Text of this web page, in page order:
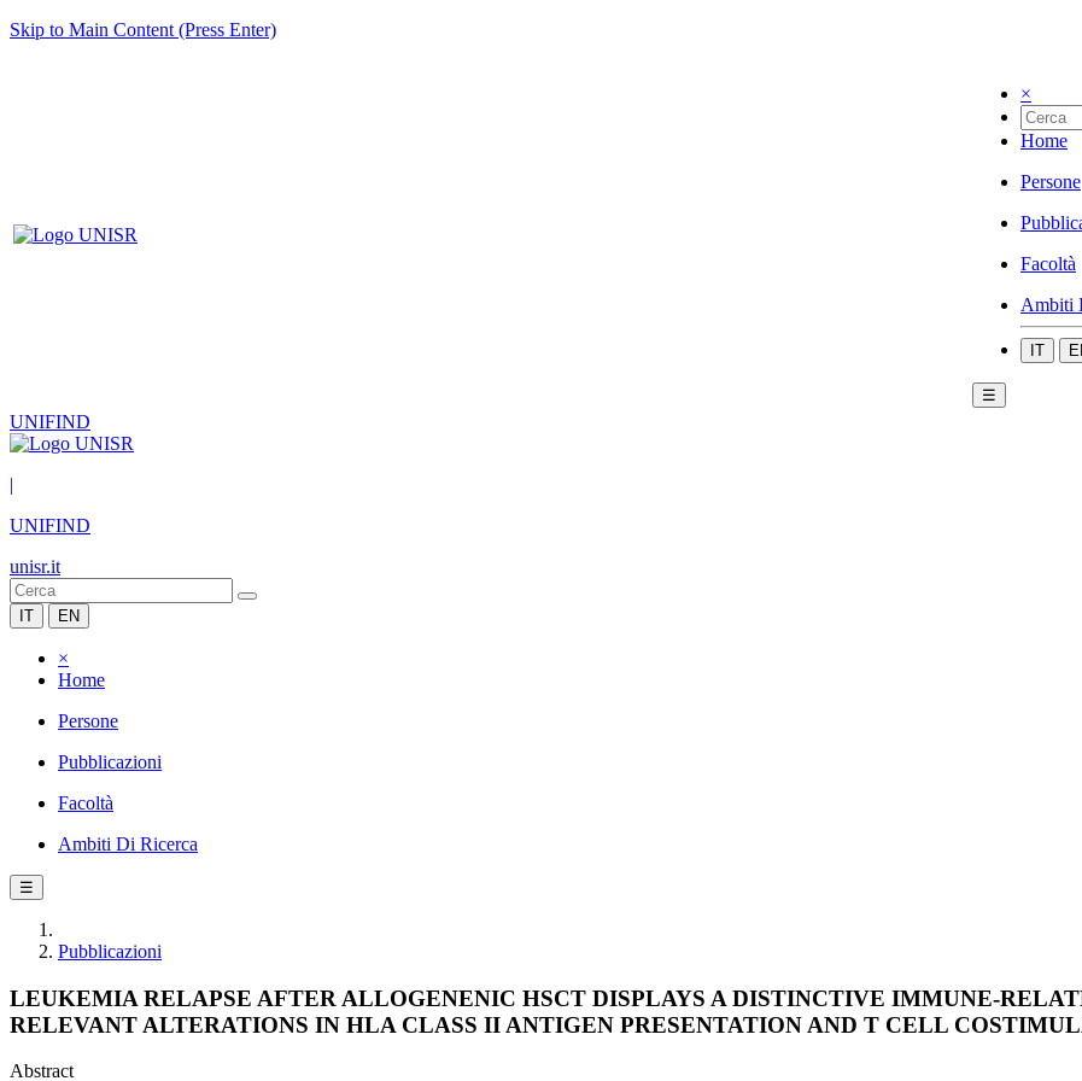
Skip to Main Content (Press Enter)
×
Home
Persone
Facoltà
Ambiti
IT
☰
UNIFIND
|
UNIFIND
unisr.it
IT EN
×
Home
Persone
Pubblicazioni
Facoltà
Ambiti Di Ricerca
☰
Pubblicazioni
LEUKEMIA RELAPSE AFTER ALLOGENENIC HSCT DISPLAYS A DISTINCTIVE IMMUNE-
RELEVANT ALTERATIONS IN HLA CLASS II ANTIGEN PRESENTATION AND T CELL
Abstract